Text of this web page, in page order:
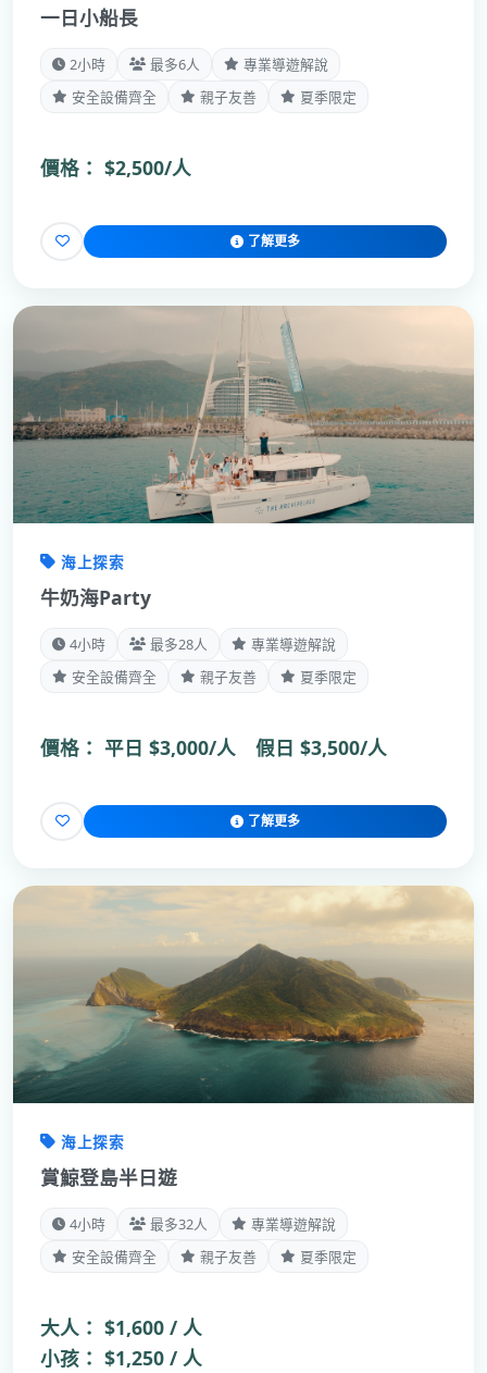
一日小船長
2小時 最多6人
專業導遊解說
安全設備齊全
親子友善 夏季限定
價格： $2,500/人
了解更多
海上探索
牛奶海Party
4小時 最多28人
專業導遊解說
安全設備齊全
親子友善 夏季限定
價格： 平日 $3,000/人 假日 $3,500/人
了解更多
海上探索
賞鯨登島半日遊
4小時 最多32人
專業導遊解說
安全設備齊全
親子友善 夏季限定
大人： $1,600 / 人
小孩： $1,250 / 人